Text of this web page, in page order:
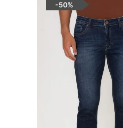
-50%